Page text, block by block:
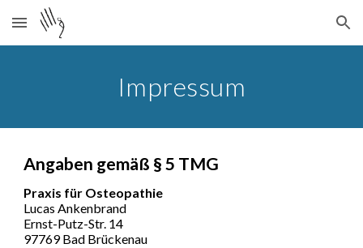
Skip to main content Skip to navigation
Impressum
Angaben gemäß § 5 TMG
Praxis für Osteopathie
Lucas Ankenbrand
Ernst-Putz-Str. 14
97769 Bad Brückenau